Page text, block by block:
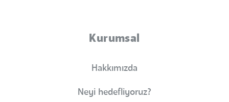
Kurumsal
Hakkımızda
Neyi hedefliyoruz?